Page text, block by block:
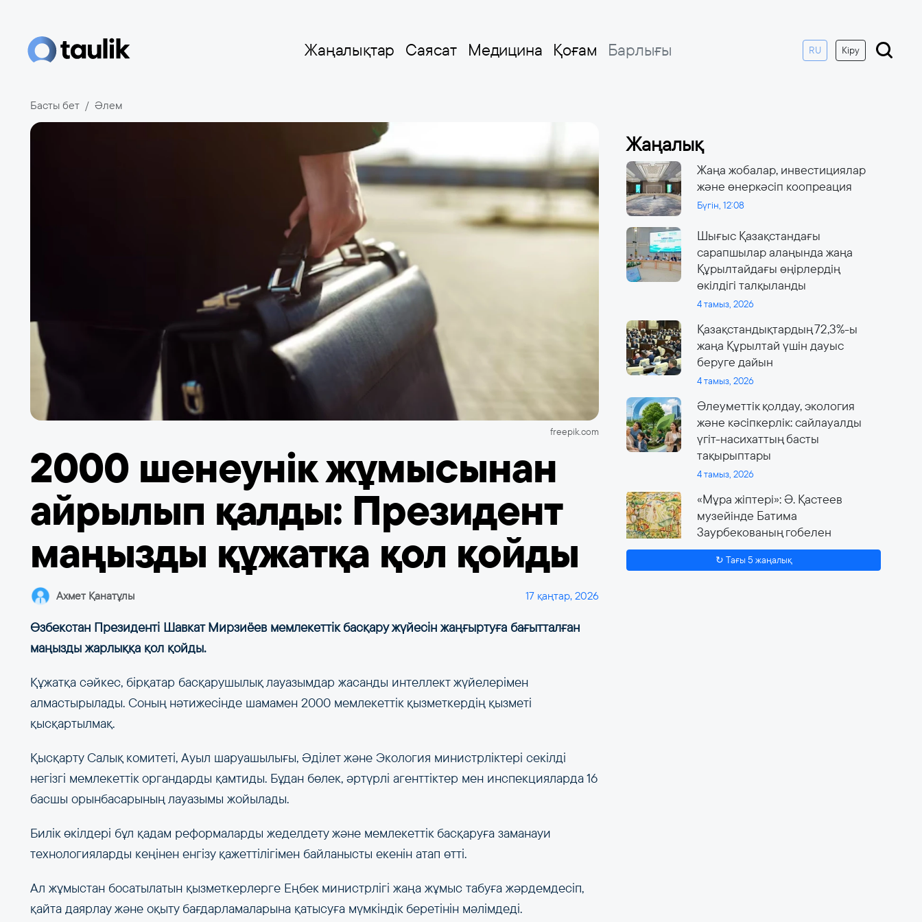
Жаңалықтар Саясат Медицина Қоғам Барлығы RU Кіру
Басты бет Әлем
freepik.com
2000 шенеунік жұмысынан
айрылып қалды: Президент
маңызды құжатқа қол қойды
Ахмет Қанатұлы 17 қаңтар, 2026
Өзбекстан Президенті Шавкат Мирзиёев мемлекеттік басқару жүйесін жаңғыртуға бағытталған
маңызды жарлыққа қол қойды.
Құжатқа сәйкес, бірқатар басқарушылық лауазымдар жасанды интеллект жүйелерімен
алмастырылады. Соның нәтижесінде шамамен 2000 мемлекеттік қызметкердің қызметі
қысқартылмақ.
Қысқарту Салық комитеті, Ауыл шаруашылығы, Әділет және Экология министрліктері секілді
негізгі мемлекеттік органдарды қамтиды. Бұдан бөлек, әртүрлі агенттіктер мен инспекцияларда 16
басшы орынбасарының лауазымы жойылады.
Билік өкілдері бұл қадам реформаларды жеделдету және мемлекеттік басқаруға заманауи
технологияларды кеңінен енгізу қажеттілігімен байланысты екенін атап өтті.
Ал жұмыстан босатылатын қызметкерлерге Еңбек министрлігі жаңа жұмыс табуға жәрдемдесіп,
қайта даярлау және оқыту бағдарламаларына қатысуға мүмкіндік беретінін мәлімдеді.
Жаңалық
Жаңа жобалар, инвестициялар
және өнеркәсіп коопреация
Бүгін, 12:08
Шығыс Қазақстандағы
сарапшылар алаңында жаңа
Құрылтайдағы өңірлердің
өкілдігі талқыланды
4 тамыз, 2026
Қазақстандықтардың 72,3%-ы
жаңа Құрылтай үшін дауыс
беруге дайын
4 тамыз, 2026
Әлеуметтік қолдау, экология
және кәсіпкерлік: сайлауалды
үгіт-насихаттың басты
тақырыптары
4 тамыз, 2026
«Мұра жіптері»: Ә. Қастеев
музейінде Батима
Заурбекованың гобелен
өнеріне арналған ауқымды
көрме өтеді
↻ Тағы 5 жаңалық